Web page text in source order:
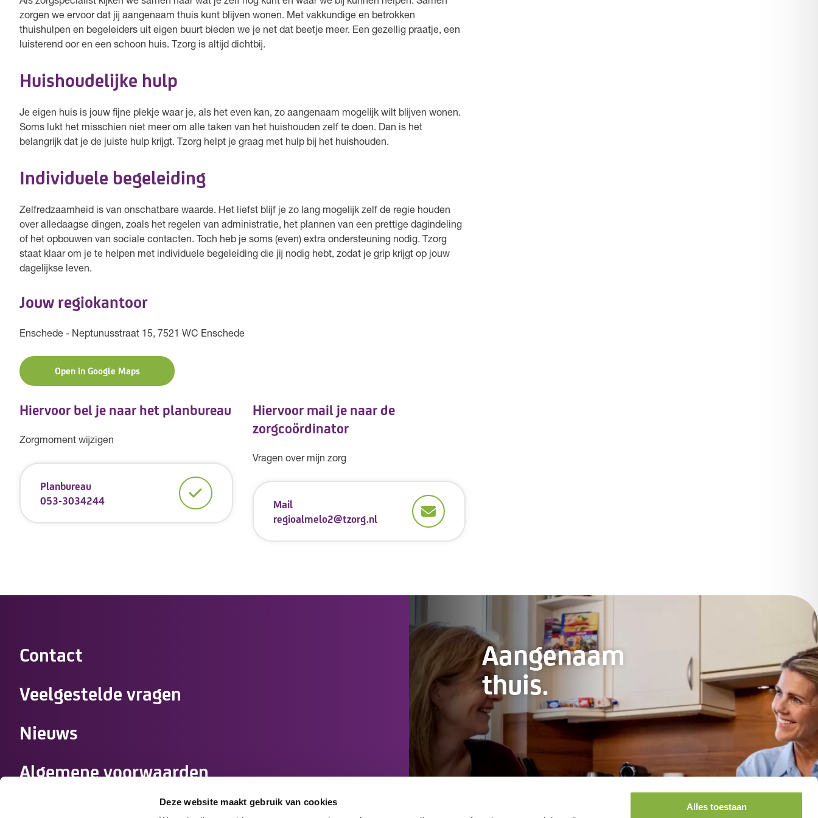
Deze website maakt gebruik van cookies
Alles toestaan
zorgen we ervoor dat jij aangenaam thuis kunt blijven wonen. Met vakkundige en betrokken
thuishulpen en begeleiders uit eigen buurt bieden we je net dat beetje meer. Een gezellig praatje, een
luisterend oor en een schoon huis. Tzorg is altijd dichtbij.
Huishoudelijke hulp
Je eigen huis is jouw fijne plekje waar je, als het even kan, zo aangenaam mogelijk wilt blijven wonen.
Soms lukt het misschien niet meer om alle taken van het huishouden zelf te doen. Dan is het
belangrijk dat je de juiste hulp krijgt. Tzorg helpt je graag met hulp bij het huishouden.
Individuele begeleiding
Zelfredzaamheid is van onschatbare waarde. Het liefst blijf je zo lang mogelijk zelf de regie houden
over alledaagse dingen, zoals het regelen van administratie, het plannen van een prettige dagindeling
of het opbouwen van sociale contacten. Toch heb je soms (even) extra ondersteuning nodig. Tzorg
staat klaar om je te helpen met individuele begeleiding die jij nodig hebt, zodat je grip krijgt op jouw
dagelijkse leven.
Jouw regiokantoor
Enschede - Neptunusstraat 15, 7521 WC Enschede
Open in Google Maps
Hiervoor bel je naar het planbureau
Zorgmoment wijzigen
Planbureau
053-3034244
Hiervoor mail je naar de
zorgcoördinator
Vragen over mijn zorg
Mail
regioalmelo2@tzorg.nl
Aangenaam
thuis.
Contact
Veelgestelde vragen
Nieuws
Algemene voorwaarden
zorgovereenkomst